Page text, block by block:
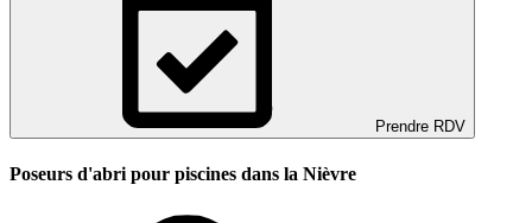
Prendre RDV
Poseurs d'abri pour piscines dans la Nièvre